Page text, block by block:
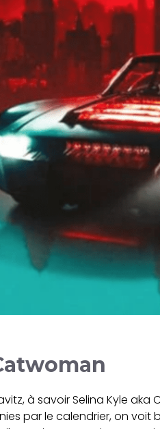
à savoir Selina Kyle
par le calendrier, on voit